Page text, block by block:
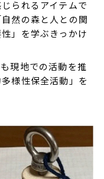
られるアイテムで
然の森と人との関
」を学ぶきっかけ
現地での活動を推
様性保全活動」を